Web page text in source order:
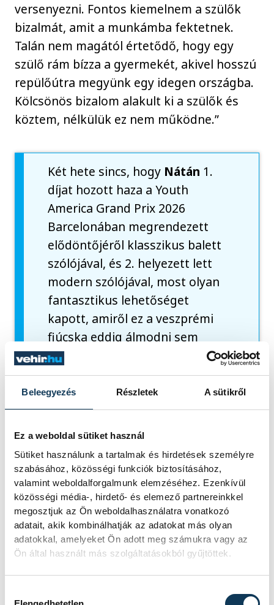
Beleegyezés Részletek A sütikről
Ez a weboldal sütiket használ
Sütiket használunk a tartalmak és hirdetések személyre
szabásához, közösségi funkciók biztosításához,
valamint weboldalforgalmunk elemzéséhez. Ezenkívül
közösségi média-, hirdető- és elemező partnereinkkel
megosztjuk az Ön weboldalhasználatra vonatkozó
adatait, akik kombinálhatják az adatokat más olyan
adatokkal, amelyeket Ön adott meg számukra vagy az
Ön által használt más szolgáltatásokból gyűjtöttek.
versenyezni. Fontos kiemelnem a szülők
bizalmát, amit a munkámba fektetnek.
Talán nem magától értetődő, hogy egy
szülő rám bízza a gyermekét, akivel hosszú
repülőútra megyünk egy idegen országba.
Kölcsönös bizalom alakult ki a szülők és
köztem, nélkülük ez nem működne.”
Két hete sincs, hogy Nátán 1.
díjat hozott haza a Youth
America Grand Prix 2026
Barcelonában megrendezett
elődöntőjéről klasszikus balett
szólójával, és 2. helyezett lett
modern szólójával, most olyan
fantasztikus lehetőséget
kapott, amiről ez a veszprémi
fiúcska eddig álmodni sem
mert:
meghívást kapott New
Yorkba, hogy
vendégművészként
csatlakozzon aPiéce
d'Occasion különleges
produkcióhoz, a Youth America
Grand Prix 2026 áprilisában
New Yorkban megrendezésre
kerülő gáláján a David H. Koch
Theaterben, a Lincoln
Centerben. Ez a meghívás a
barcelonai Youth America Grand
Prix elődöntőn elért kivételes